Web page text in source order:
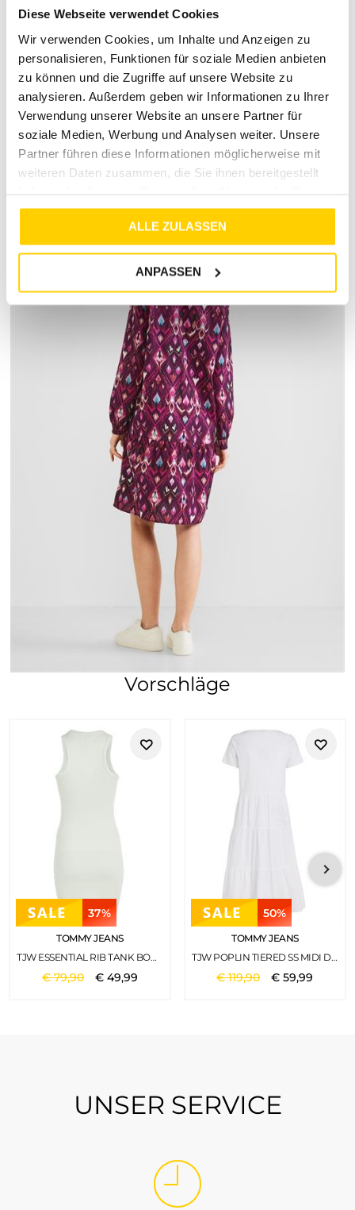
Diese Webseite verwendet Cookies
Wir verwenden Cookies, um Inhalte und Anzeigen zu
personalisieren, Funktionen für soziale Medien anbieten
zu können und die Zugriffe auf unsere Website zu
analysieren. Außerdem geben wir Informationen zu Ihrer
Verwendung unserer Website an unsere Partner für
soziale Medien, Werbung und Analysen weiter. Unsere
Partner führen diese Informationen möglicherweise mit
weiteren Daten zusammen, die Sie ihnen bereitgestellt
gesammelt haben.
ALLE ZULASSEN
ANPASSEN
deinen individuellen Stil perfekt ergänzen. Mit vielen Stores
deutschlandweit sind wir immer in deiner Nähe und freuen
RETOURE / REKLAMATION
MARKENINFORMATIONEN
Vorschläge
37%
TOMMY JEANS
TJW ESSENTIAL RIB TANK BODYCON MINTY
€79,90 €49,99
50%
TOMMY JEANS
TJW POPLIN TIERED SS MIDI DRESS WHITE
€119,90 €59,99
UNSER SERVICE